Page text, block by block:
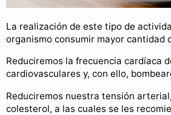
La realización de este tipo de
organismo consumir mayor cantidad
Reduciremos la frecuencia cardíaca
cardiovasculares y, con ello,
Reduciremos nuestra tensión
colesterol, a las cuales se les